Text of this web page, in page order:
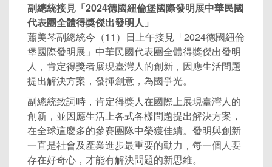
副總統接見「2024德國紐倫堡國際發明展中華民國
代表團全體得獎傑出發明人」
蕭美琴副總統今（11）日上午接見「2024德國紐倫
堡國際發明展」中華民國代表團全體得獎傑出發明
人，肯定得獎者展現臺灣人的創新，因應生活問題
提出解決方案，發揮創意，為國爭光。
副總統致詞時，肯定得獎人在國際上展現臺灣人的
創新，並因應生活上各式各樣問題提出解決方案，
在全球這麼多的參賽團隊中榮獲佳績。發明與創新
一直是社會及產業進步最重要的動力，每一個人要
存在好奇心，才能有解決問題的新思維。